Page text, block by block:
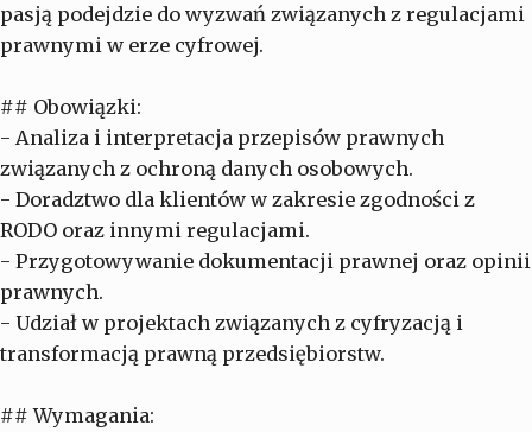
pasją podejdzie do wyzwań związanych z regulacjami
prawnymi w erze cyfrowej.
## Obowiązki:
- Analiza i interpretacja przepisów prawnych
związanych z ochroną danych osobowych.
- Doradztwo dla klientów w zakresie zgodności z
RODO oraz innymi regulacjami.
- Przygotowywanie dokumentacji prawnej oraz opinii
prawnych.
- Udział w projektach związanych z cyfryzacją i
transformacją prawną przedsiębiorstw.
## Wymagania: